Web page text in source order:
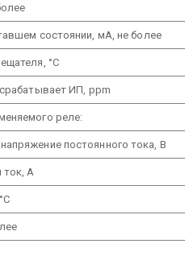
состоянии, мА, не более
°С
ИП, ppm
реле:
постоянного тока, В
А